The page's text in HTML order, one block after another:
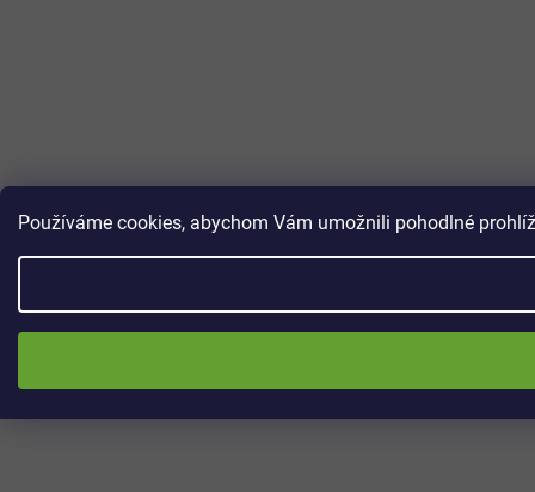
Používáme cookies, abychom Vám umožnili pohodlné